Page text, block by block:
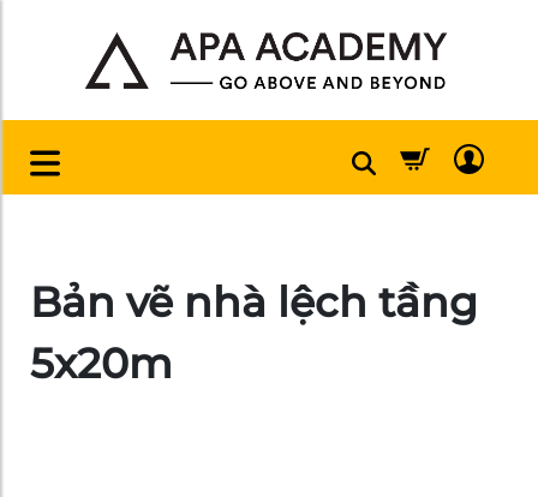
Bản vẽ nhà lệch tầng
5x20m